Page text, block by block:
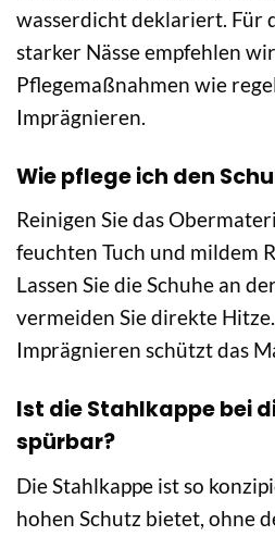
wasserdicht deklariert. Für
starker Nässe empfehlen
Pflegemaßnahmen wie
Imprägnieren.
Wie pflege ich den
Reinigen Sie das
feuchten Tuch und mildem
Lassen Sie die Schuhe an
vermeiden Sie direkte
Imprägnieren schützt das
Ist die Stahlkappe bei
spürbar?
Die Stahlkappe ist so
hohen Schutz bietet, ohne